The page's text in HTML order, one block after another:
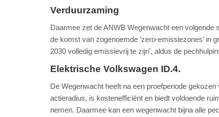
Verduurzaming
Daarmee zet de ANWB Wegenwacht een
de komst van zogenoemde ‘zero-emissiezones’ in
2030 volledig emissievrij te zijn', aldus de
Elektrische Volkswagen ID.4.
De Wegenwacht heeft na een proefperiode
actieradius, is kostenefficiënt en biedt voldoende
nemen. Daarmee kan een wegenwacht bijna alle